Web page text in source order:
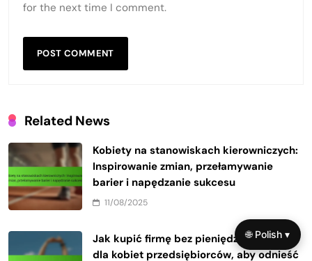
for the next time I comment.
Related News
Kobiety na stanowiskach kierowniczych:
Inspirowanie zmian, przełamywanie
barier i napędzanie sukcesu
11/08/2025
Jak kupić firmę bez pieniędzy: strategie
dla kobiet przedsiębiorców, aby odnieść
🌐 Polish ▾